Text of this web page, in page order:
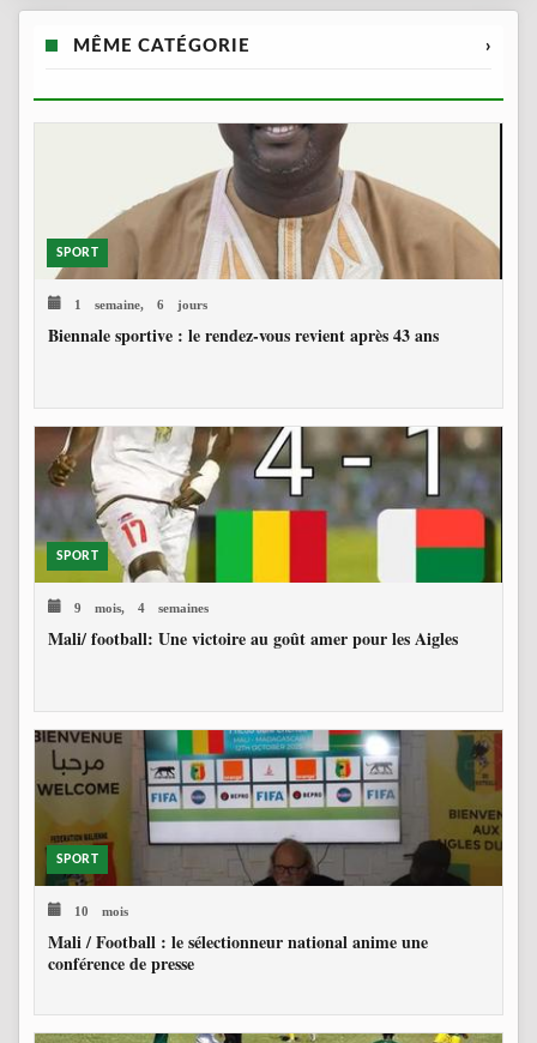
MÊME CATÉGORIE ›
SPORT
1 semaine, 6 jours
Biennale sportive : le rendez-vous revient après 43 ans
SPORT
9 mois, 4 semaines
Mali/ football: Une victoire au goût amer pour les Aigles
SPORT
10 mois
Mali / Football : le sélectionneur national anime une
conférence de presse